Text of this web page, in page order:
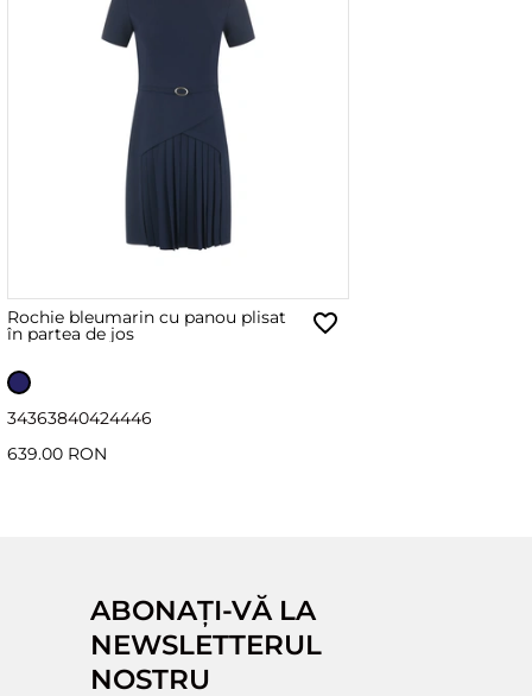
Rochie bleumarin cu panou plisat
în partea de jos
34363840424446
639.00 RON
ABONAȚI-VĂ LA
NEWSLETTERUL
NOSTRU